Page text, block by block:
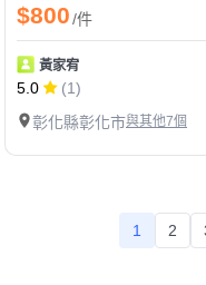
$800/件
黃家宥
5.0
(1)
彰化縣彰化市與其他7個
1 2